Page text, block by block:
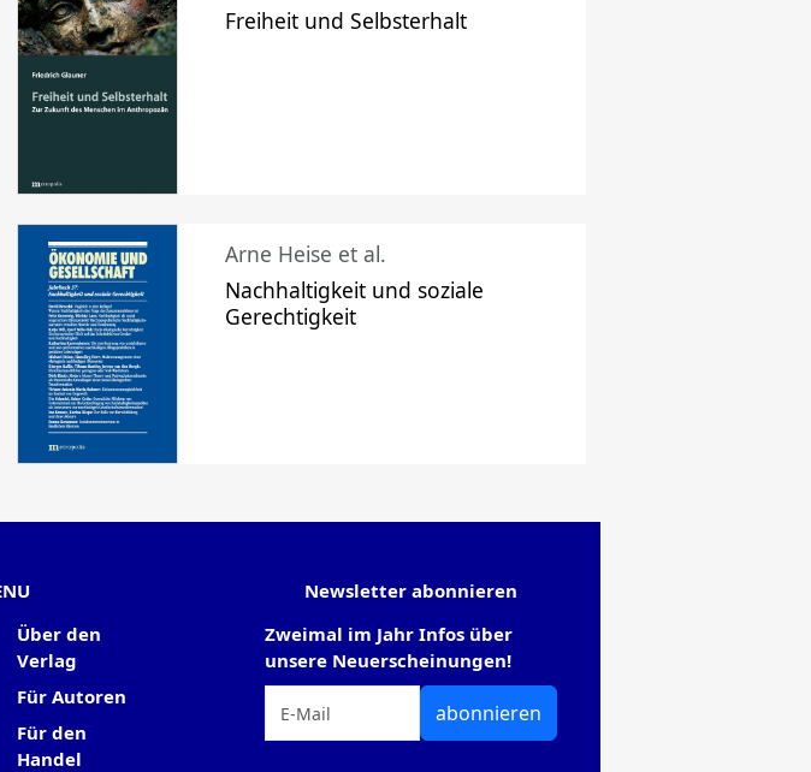
Freiheit und Selbsterhalt
Arne Heise et al.
Nachhaltigkeit und soziale
Gerechtigkeit
Über den
Verlag
Für Autoren
Für den
Handel
Newsletter abonnieren
Zweimal im Jahr Infos über
unsere Neuerscheinungen!
abonnieren